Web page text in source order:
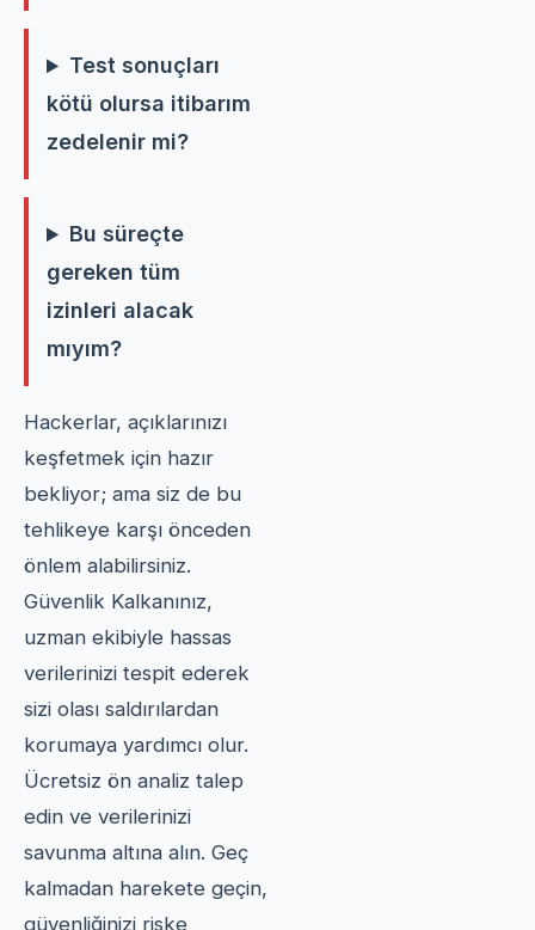
Test sonuçları
kötü olursa itibarım
zedelenir mi?
Bu süreçte
gereken tüm
izinleri alacak
mıyım?
Hackerlar, açıklarınızı
keşfetmek için hazır
bekliyor; ama siz de bu
tehlikeye karşı önceden
önlem alabilirsiniz.
Güvenlik Kalkanınız,
uzman ekibiyle hassas
verilerinizi tespit ederek
sizi olası saldırılardan
korumaya yardımcı olur.
Ücretsiz ön analiz talep
edin ve verilerinizi
savunma altına alın. Geç
kalmadan harekete geçin,
güvenliğinizi riske